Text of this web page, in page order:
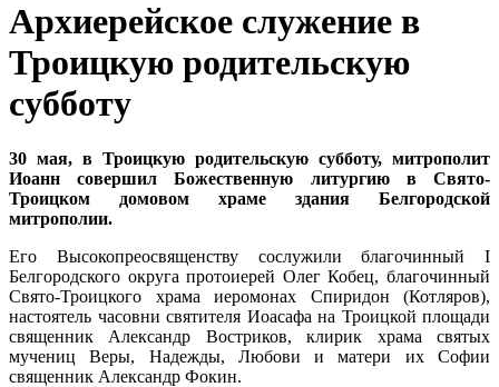
Архиерейское служение в
Троицкую родительскую
субботу
30 мая, в Троицкую родительскую субботу, митрополит
Иоанн совершил Божественную литургию в Свято-
Троицком домовом храме здания Белгородской
митрополии.
Его Высокопреосвященству сослужили благочинный I
Белгородского округа протоиерей Олег Кобец, благочинный
Свято-Троицкого храма иеромонах Спиридон (Котляров),
настоятель часовни святителя Иоасафа на Троицкой площади
священник Александр Востриков, клирик храма святых
мучениц Веры, Надежды, Любови и матери их Софии
священник Александр Фокин.